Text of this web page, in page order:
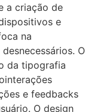
a criação de
e
na
O
da tipografia
e feedbacks
O design